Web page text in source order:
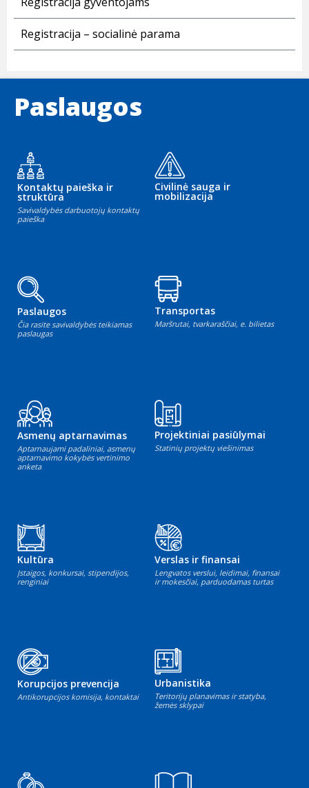
Registracija – socialinė parama
Paslaugos
Kontaktų paieška ir
struktūra
Savivaldybės darbuotojų kontaktų
paieška
Civilinė sauga ir
mobilizacija
Paslaugos
Čia rasite savivaldybės teikiamas
paslaugas
Transportas
Maršrutai, tvarkaraščiai, e. bilietas
Asmenų aptarnavimas
Aptarnaujami padaliniai, asmenų
aptarnavimo kokybės vertinimo
anketa
Projektiniai pasiūlymai
Statinių projektų viešinimas
Kultūra
Įstaigos, konkursai, stipendijos,
renginiai
Verslas ir finansai
Lengvatos verslui, leidimai, finansai
ir mokesčiai, parduodamas turtas
Korupcijos prevencija
Antikorupcijos komisija, kontaktai
Urbanistika
Teritorijų planavimas ir statyba,
žemės sklypai